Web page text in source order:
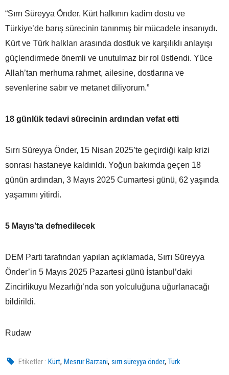
“Sırrı Süreyya Önder, Kürt halkının kadim dostu ve
Türkiye’de barış sürecinin tanınmış bir mücadele insanıydı.
Kürt ve Türk halkları arasında dostluk ve karşılıklı anlayışı
güçlendirmede önemli ve unutulmaz bir rol üstlendi. Yüce
Allah’tan merhuma rahmet, ailesine, dostlarına ve
sevenlerine sabır ve metanet diliyorum.”
18 günlük tedavi sürecinin ardından vefat etti
Sırrı Süreyya Önder, 15 Nisan 2025’te geçirdiği kalp krizi
sonrası hastaneye kaldırıldı. Yoğun bakımda geçen 18
günün ardından, 3 Mayıs 2025 Cumartesi günü, 62 yaşında
yaşamını yitirdi.
5 Mayıs’ta defnedilecek
DEM Parti tarafından yapılan açıklamada, Sırrı Süreyya
Önder’in 5 Mayıs 2025 Pazartesi günü İstanbul’daki
Zincirlikuyu Mezarlığı’nda son yolculuğuna uğurlanacağı
bildirildi.
Rudaw
Etiketler : Kürt,Mesrur Barzani,sırrı süreyya önder,Türk